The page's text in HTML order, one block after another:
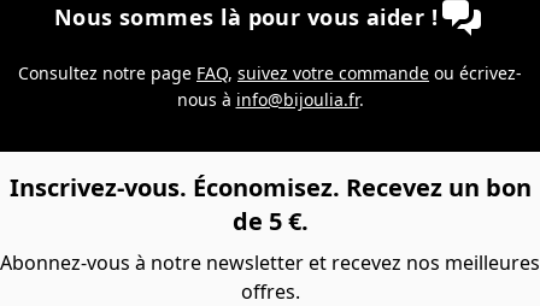
Nous sommes là pour vous aider !
Consultez notre page FAQ, suivez votre commande ou écrivez-
nous à info@bijoulia.fr.
Inscrivez-vous. Économisez. Recevez un bon
de 5 €.
Abonnez-vous à notre newsletter et recevez nos meilleures
offres.